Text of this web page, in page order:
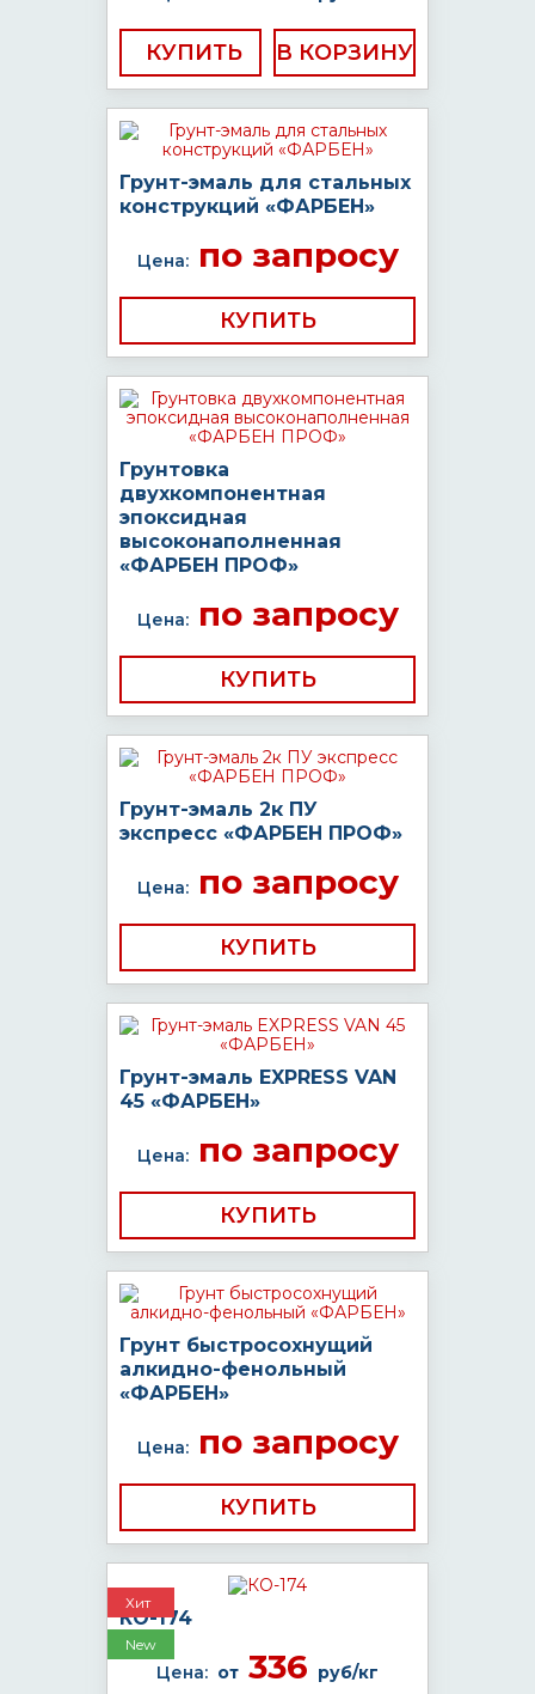
КУПИТЬ
Грунт-эмаль для стальных
конструкций «ФАРБЕН»
Цена:по запросу
КУПИТЬ
Грунтовка
двухкомпонентная
эпоксидная
высоконаполненная
«ФАРБЕН ПРОФ»
Цена:по запросу
КУПИТЬ
Грунт-эмаль 2к ПУ
экспресс «ФАРБЕН ПРОФ»
Цена:по запросу
КУПИТЬ
Грунт-эмаль EXPRESS VAN
45 «ФАРБЕН»
Цена:по запросу
КУПИТЬ
Грунт быстросохнущий
алкидно-фенольный
«ФАРБЕН»
Цена:по запросу
КУПИТЬ
Хит
New
КО-174
Цена: от 336 руб/кг